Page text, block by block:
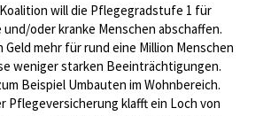
will die Pflegegradstufe 1 für
oder kranke Menschen abschaffen.
mehr für rund eine Million Menschen
weniger starken Beeinträchtigungen.
Beispiel Umbauten im Wohnbereich.
Pflegeversicherung klafft ein Loch von